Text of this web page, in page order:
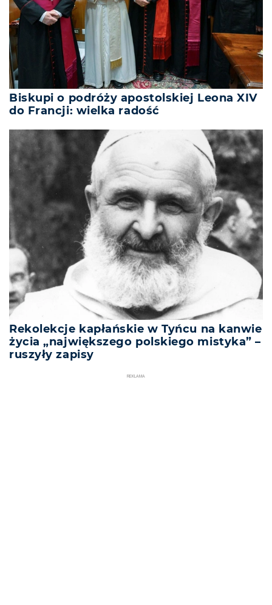
Biskupi o podróży apostolskiej Leona XIV
do Francji: wielka radość
Rekolekcje kapłańskie w Tyńcu na kanwie
życia „największego polskiego mistyka” –
ruszyły zapisy
REKLAMA